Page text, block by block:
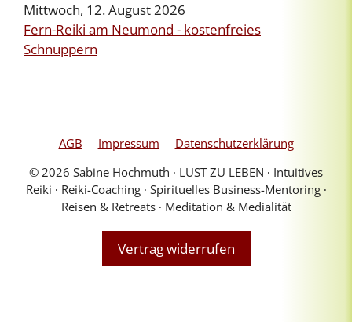
Mittwoch, 12. August 2026
Fern-Reiki am Neumond - kostenfreies
Schnuppern
AGB Impressum
Datenschutzerklärung
© 2026 Sabine Hochmuth ∙ LUST ZU LEBEN ∙ Intuitives
Reiki ∙ Reiki-Coaching ∙ Spirituelles Business-Mentoring ∙
Reisen & Retreats ∙ Meditation & Medialität
Vertrag widerrufen